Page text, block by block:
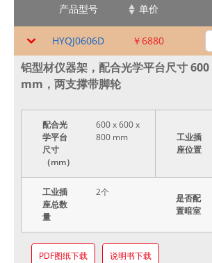
产品型号 单价
HYQJ0606D ￥6880
铝型材仪器架，配合光学平台尺寸
mm，两支撑带脚轮
配合光
学平台
尺寸
（mm）
600 x 600 x
800 mm
工业插
座位置
工业插
座总数
量
2个
是否配
置暗室
PDF图纸下载 说明书下载